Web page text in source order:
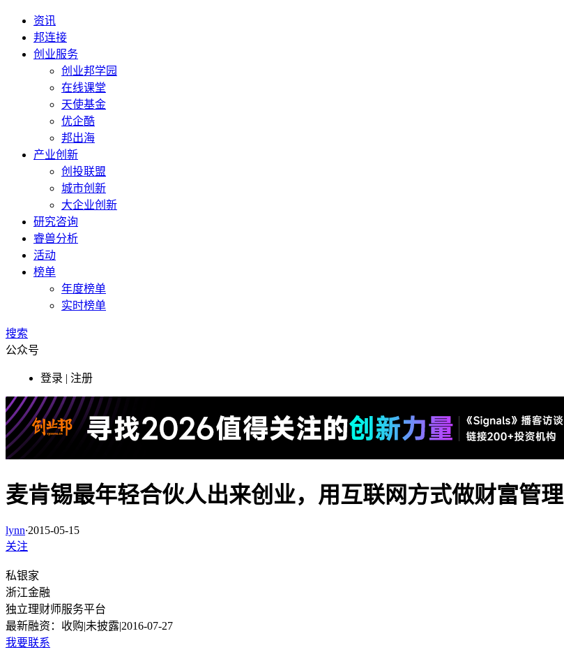
资讯
邦连接
创业服务
创业邦学园
在线课堂
天使基金
优企酷
邦出海
产业创新
创投联盟
城市创新
大企业创新
研究咨询
睿兽分析
活动
榜单
年度榜单
实时榜单
搜索
公众号
登录 | 注册
麦肯锡最年轻合伙人出来创业，用互联网方式做财富管理
lynn·2015-05-15
关注
私银家
浙江金融
独立理财师服务平台
最新融资： 收购|未披露|2016-07-27
我要联系